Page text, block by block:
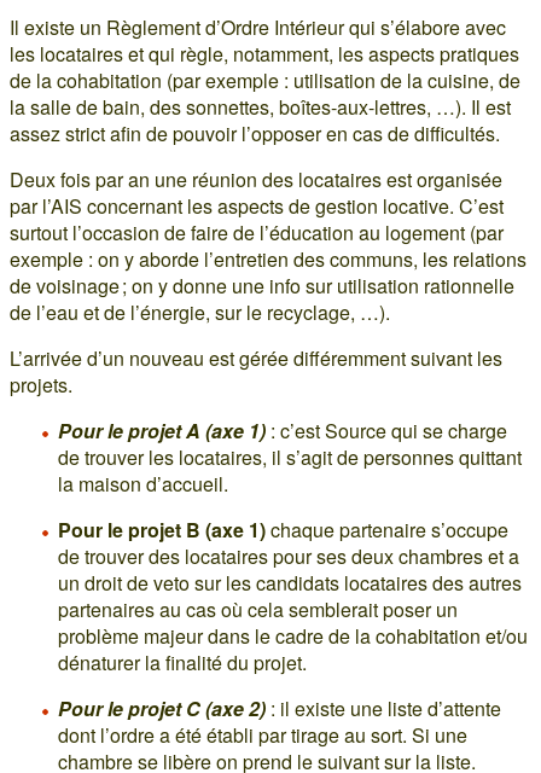
Il existe un Règlement d’Ordre Intérieur qui s’élabore avec
les locataires et qui règle, notamment, les aspects pratiques
de la cohabitation (par exemple : utilisation de la cuisine, de
la salle de bain, des sonnettes, boîtes-aux-lettres, …). Il est
assez strict afin de pouvoir l’opposer en cas de difficultés.
Deux fois par an une réunion des locataires est organisée
par l’AIS concernant les aspects de gestion locative. C’est
surtout l’occasion de faire de l’éducation au logement (par
exemple : on y aborde l’entretien des communs, les relations
de voisinage ; on y donne une info sur utilisation rationnelle
de l’eau et de l’énergie, sur le recyclage, …).
L’arrivée d’un nouveau est gérée différemment suivant les
projets.
Pour le projet A (axe 1) : c’est Source qui se charge
de trouver les locataires, il s’agit de personnes quittant
la maison d’accueil.
Pour le projet B (axe 1)chaque partenaire s’occupe
de trouver des locataires pour ses deux chambres et a
un droit de veto sur les candidats locataires des autres
partenaires au cas où cela semblerait poser un
problème majeur dans le cadre de la cohabitation et/ou
dénaturer la finalité du projet.
Pour le projet C (axe 2) : il existe une liste d’attente
dont l’ordre a été établi par tirage au sort. Si une
chambre se libère on prend le suivant sur la liste.